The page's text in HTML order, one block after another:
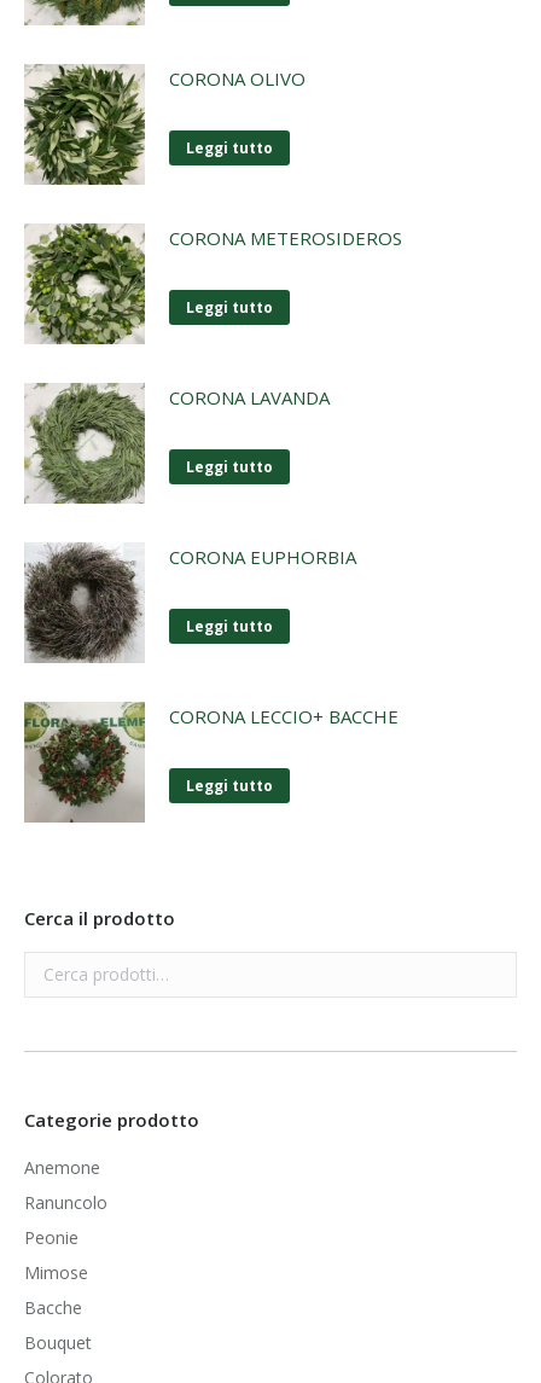
CORONA OLIVO
Leggi tutto
CORONA METEROSIDEROS
Leggi tutto
CORONA LAVANDA
Leggi tutto
CORONA EUPHORBIA
Leggi tutto
CORONA LECCIO+ BACCHE
Leggi tutto
Cerca il prodotto
Categorie prodotto
Anemone
Ranuncolo
Peonie
Mimose
Bacche
Bouquet
Colorato